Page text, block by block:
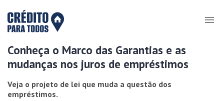
Conheça o Marco das Garantias e as
mudanças nos juros de empréstimos
Veja o projeto de lei que muda a questão dos
empréstimos.